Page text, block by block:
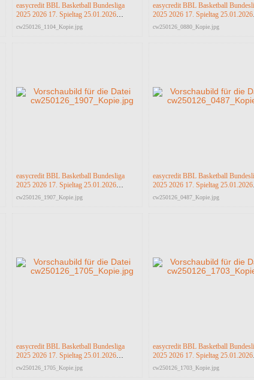
easycredit BBL Basketball Bundesliga
2025 2026 17. Spieltag 25.01.2026
Science City Jena vs RASTA Vechta
cw250126_1104_Kopie.jpg
easycredit BBL Basketball
2025 2026 17. Spieltag 25.01.2026
Science City Jena vs RASTA Vechta
cw250126_0880_Kopie.jpg
easycredit BBL Basketball Bundesliga
2025 2026 17. Spieltag 25.01.2026
Science City Jena vs RASTA Vechta
cw250126_1907_Kopie.jpg
easycredit BBL Basketball
2025 2026 17. Spieltag 25.01.2026
Science City Jena vs RASTA Vechta
cw250126_0487_Kopie.jpg
easycredit BBL Basketball Bundesliga
2025 2026 17. Spieltag 25.01.2026
Science City Jena vs RASTA Vechta
cw250126_1705_Kopie.jpg
easycredit BBL Basketball
2025 2026 17. Spieltag 25.01.2026
Science City Jena vs RASTA Vechta
cw250126_1703_Kopie.jpg